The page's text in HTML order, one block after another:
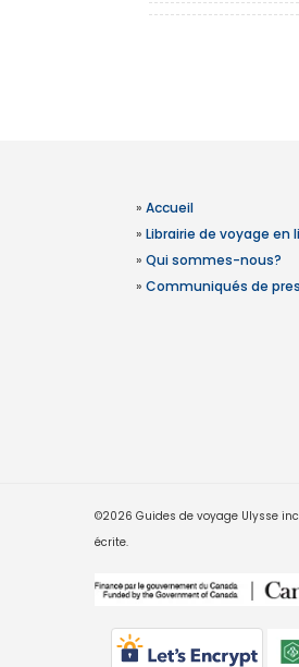
» Accueil
» Librairie de voyage en
» Qui sommes-nous?
» Communiqués de
©2026 Guides de voyage Ulysse
écrite.